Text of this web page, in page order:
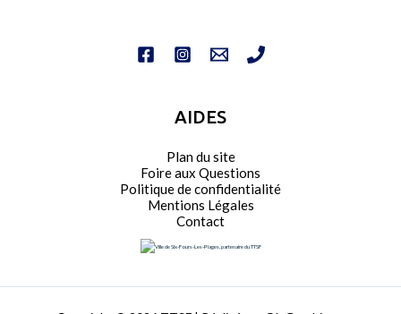
AIDES
Plan du site
Foire aux Questions
Politique de confidentialité
Mentions Légales
Contact